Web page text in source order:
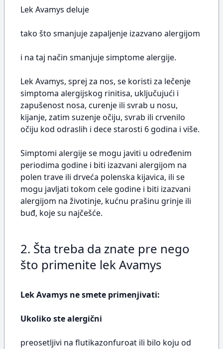
Lek Avamys deluje
tako što smanjuje zapaljenje izazvano alergijom
i na taj način smanjuje simptome alergije.
Lek Avamys, sprej za nos, se koristi za lečenje
simptoma alergijskog rinitisa, uključujući i
zapušenost nosa, curenje ili svrab u nosu,
kijanje, zatim suzenje očiju, svrab ili crvenilo
očiju kod odraslih i dece starosti 6 godina i više.
Simptomi alergije se mogu javiti u određenim
periodima godine i biti izazvani alergijom na
polen trave ili drveća polenska kijavica, ili se
mogu javljati tokom cele godine i biti izazvani
alergijom na životinje, kućnu prašinu grinje ili
buđ, koje su najčešće.
2. Šta treba da znate pre nego
što primenite lek Avamys
Lek Avamys ne smete primenjivati:
Ukoliko ste alergični
preosetljivi na flutikazonfuroat ili bilo koju od